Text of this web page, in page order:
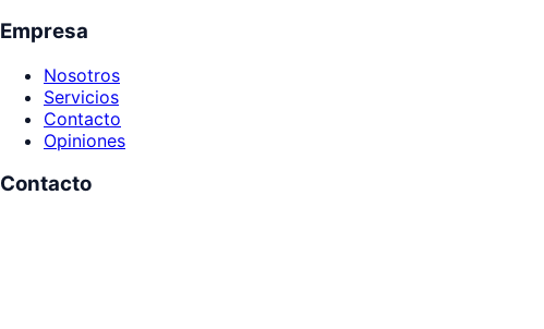
Empresa
Nosotros
Servicios
Contacto
Opiniones
Contacto